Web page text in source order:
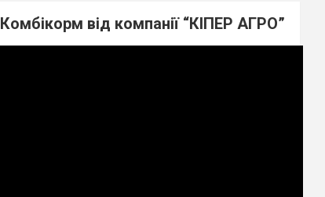
Комбікорм від компанії “КІПЕР АГРО”